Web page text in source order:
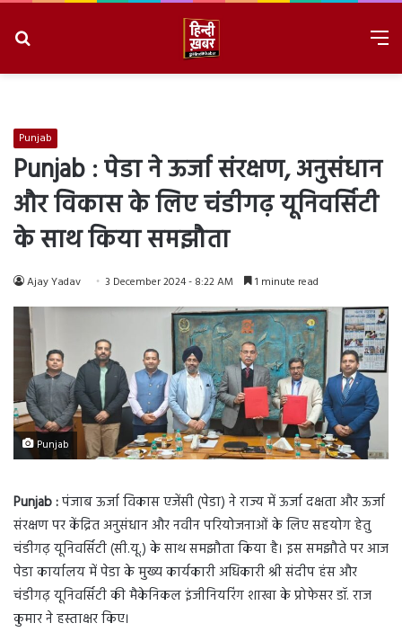
Punjab
Punjab : पेडा ने ऊर्जा संरक्षण, अनुसंधान
और विकास के लिए चंडीगढ़ यूनिवर्सिटी
के साथ किया समझौता
Ajay Yadav 3 December 2024 - 8:22 AM 1 minute read
Punjab
Punjab :पंजाब ऊर्जा विकास एजेंसी (पेडा) ने राज्य में ऊर्जा दक्षता और ऊर्जा
संरक्षण पर केंद्रित अनुसंधान और नवीन परियोजनाओं के लिए सहयोग हेतु
चंडीगढ़ यूनिवर्सिटी (सी.यू.) के साथ समझौता किया है। इस समझौते पर आज
पेडा कार्यालय में पेडा के मुख्य कार्यकारी अधिकारी श्री संदीप हंस और
चंडीगढ़ यूनिवर्सिटी की मैकेनिकल इंजीनियरिंग शाखा के प्रोफेसर डॉ. राज
कुमार ने हस्ताक्षर किए।